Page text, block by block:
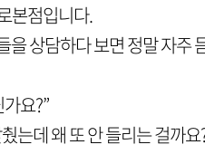
본점입니다.
을 상담하다 보면 정말 자주
요?”
는데 왜 또 안 들리는 걸까요